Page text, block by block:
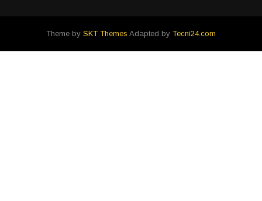
Theme by SKT Themes Adapted by Tecni24.com